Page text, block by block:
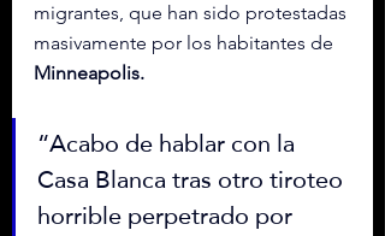
migrantes, que han sido protestadas
masivamente por los habitantes de
Minneapolis.
“Acabo de hablar con la
Casa Blanca tras otro tiroteo
horrible perpetrado por